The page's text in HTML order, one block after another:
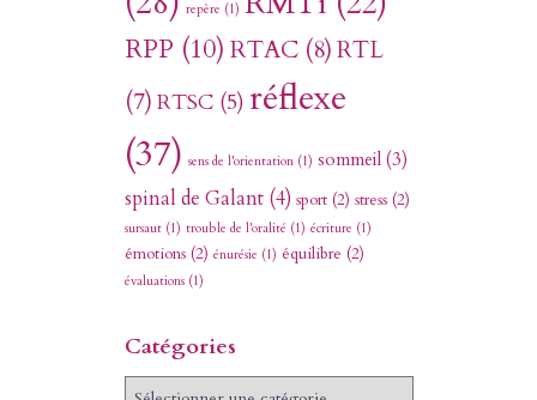
repère (1)
RPP (10) RTAC(8)RTL
(7) RTSC(5) réflexe
(37) sens de l'orientation(1) sommeil(3)
spinal de Galant(4) sport(2) stress(2)
sursaut(1) trouble de l'oralité (1) écriture (1)
émotions(2) énurésie (1) équilibre (2)
évaluations(1)
Catégories
C